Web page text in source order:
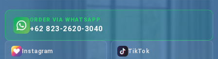
ORDER VIA WHATSAPP
+62 823-2620-3040
Instagram TikTok